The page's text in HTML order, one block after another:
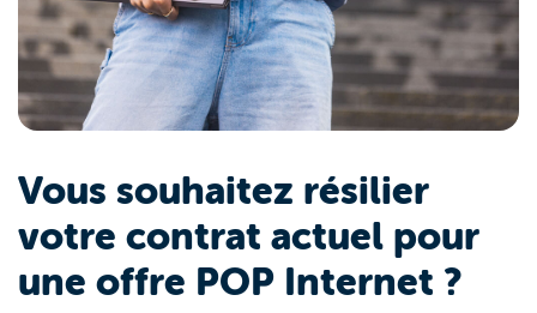
Vous souhaitez résilier
votre contrat actuel pour
une offre POP Internet ?